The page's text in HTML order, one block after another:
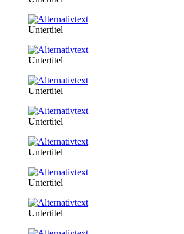
Untertitel
Untertitel
Untertitel
Untertitel
Untertitel
Untertitel
Untertitel